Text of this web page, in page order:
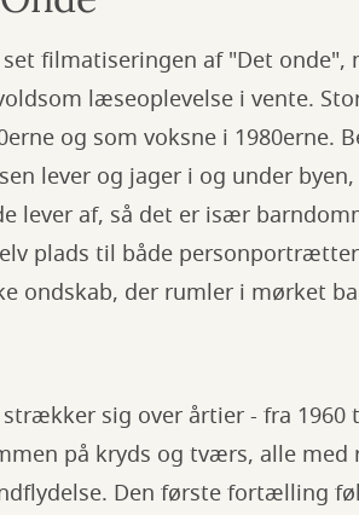
filmatiseringen af "Det
læseoplevelse i vente.
og som voksne i 1980erne.
lever og jager i og under
lever af, så det er især
plads til både
ondskab, der rumler i mørket
sig over årtier - fra
på kryds og tværs, alle med
Den første fortælling